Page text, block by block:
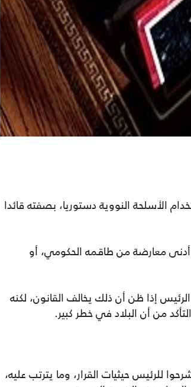
الأسلحة النووية دستوريا، بصفته قائدا
معارضة من طاقمه الحكومي، أو
إذا ظن أن ذلك يخالف القانون، لكنه
من أن البلاد في خطر كبير.
للرئيس حيثيات القرار، وما يترتب عليه،